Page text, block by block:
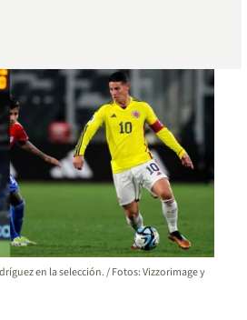
en la selección. / Fotos: Vizzorimage y